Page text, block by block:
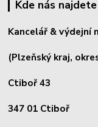
Kde nás najdete
Kancelář & výdejní
(Plzeňský kraj,
Ctiboř 43
347 01 Ctiboř